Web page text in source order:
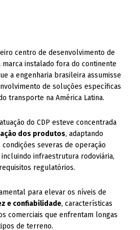
centro de desenvolvimento de
instalado fora do continente
a engenharia brasileira assumisse
de soluções específicas
transporte na América Latina.
do CDP esteve concentrada
dos produtos, adaptando
severas de operação
infraestrutura rodoviária,
regulatórios.
para elevar os níveis de
e confiabilidade, características
comerciais que enfrentam longas
de terreno.